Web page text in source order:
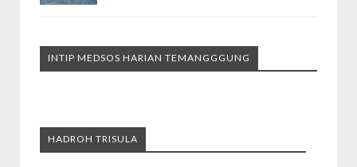
INTIP MEDSOS HARIAN TEMANGGGUNG
HADROH TRISULA